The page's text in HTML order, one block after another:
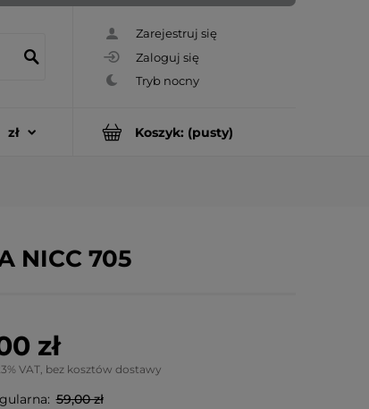
Zarejestruj się
Zaloguj się
Koszyk: (pusty)
NICC 705
zł
VAT, bez kosztów dostawy
59,00 zł